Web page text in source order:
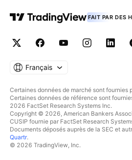
FAIT PAR DES
Français
Certaines données de marché sont fournies
Certaines données de référence sont
2026 FactSet Research Systems Inc.
Copyright © 2026, American Bankers
CUSIP fournie par FactSet Research
Documents déposés auprès de la SEC et
Quartr.
© 2026 TradingView, Inc.